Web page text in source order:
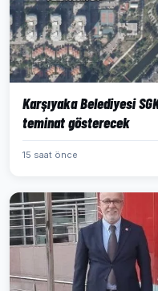
Karşıyaka Belediyesi
teminat gösterecek
15 saat önce